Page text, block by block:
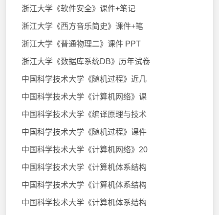
浙江大学《软件安全》课件+笔记
浙江大学《西方音乐简史》课件+笔
浙江大学《普通物理二》课件 PPT
浙江大学《数据库系统DB》历年试卷
中国科学技术大学《随机过程》近几
中国科学技术大学《计算机网络》课
中国科学技术大学《编译原理与技术
中国科学技术大学《随机过程》课件
中国科学技术大学《计算机网络》20
中国科学技术大学《计算机体系结构
中国科学技术大学《计算机体系结构
中国科学技术大学《计算机体系结构